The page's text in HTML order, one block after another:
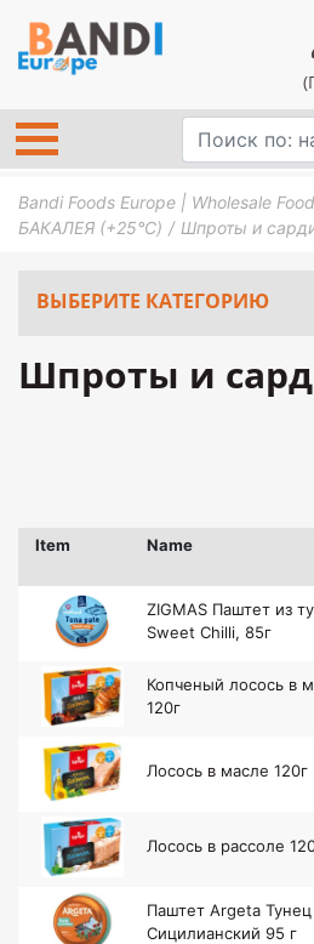
Bandi Foods Europe | Wholesale
БАКАЛЕЯ (+25°C)
Шпроты и
ВЫБЕРИТЕ КАТЕГОРИЮ
Шпроты и
Item Name
ZIGMAS Паштет из
Sweet Chilli, 85г
Копченый лосось в
120г
Лосось в масле 120г
Лосось в рассоле
Паштет Argeta Тунец
Сицилианский 95 г